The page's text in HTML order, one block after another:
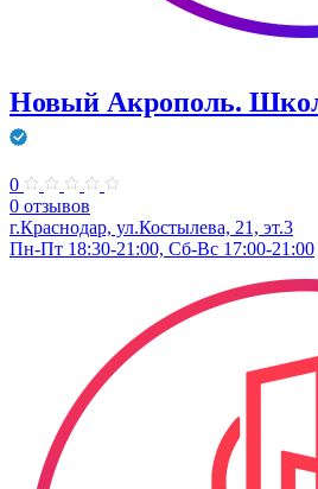
Новый Акрополь.
0
0 отзывов
г.Краснодар, ул.Костылева, 21, эт.3
Пн-Пт 18:30-21:00, Сб-Вс 17:00-21:00